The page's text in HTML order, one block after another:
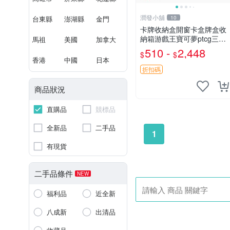
台東縣 澎湖縣 金門
馬祖 美國 加拿大
香港 中國 日本
商品狀況
直購品
競標品
全新品
二手品
有現貨
二手品條件 NEW
福利品
近全新
八成新
出清品
潤發小舖 10
卡牌收納盒開窗卡盒牌盒收
納箱游戲王寶可夢ptcg三國
殺海賊王dtcg
$510 - $2,448
折扣碼
1